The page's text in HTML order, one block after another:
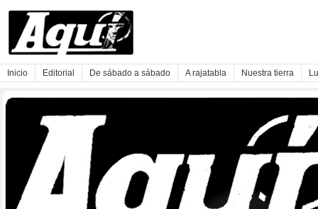
Inicio Editorial De sábado a sábado A rajatabla Nuestra tierra